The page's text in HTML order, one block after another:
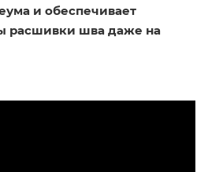
и обеспечивает
расшивки шва даже на